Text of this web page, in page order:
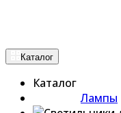
Каталог
Каталог
Лампы